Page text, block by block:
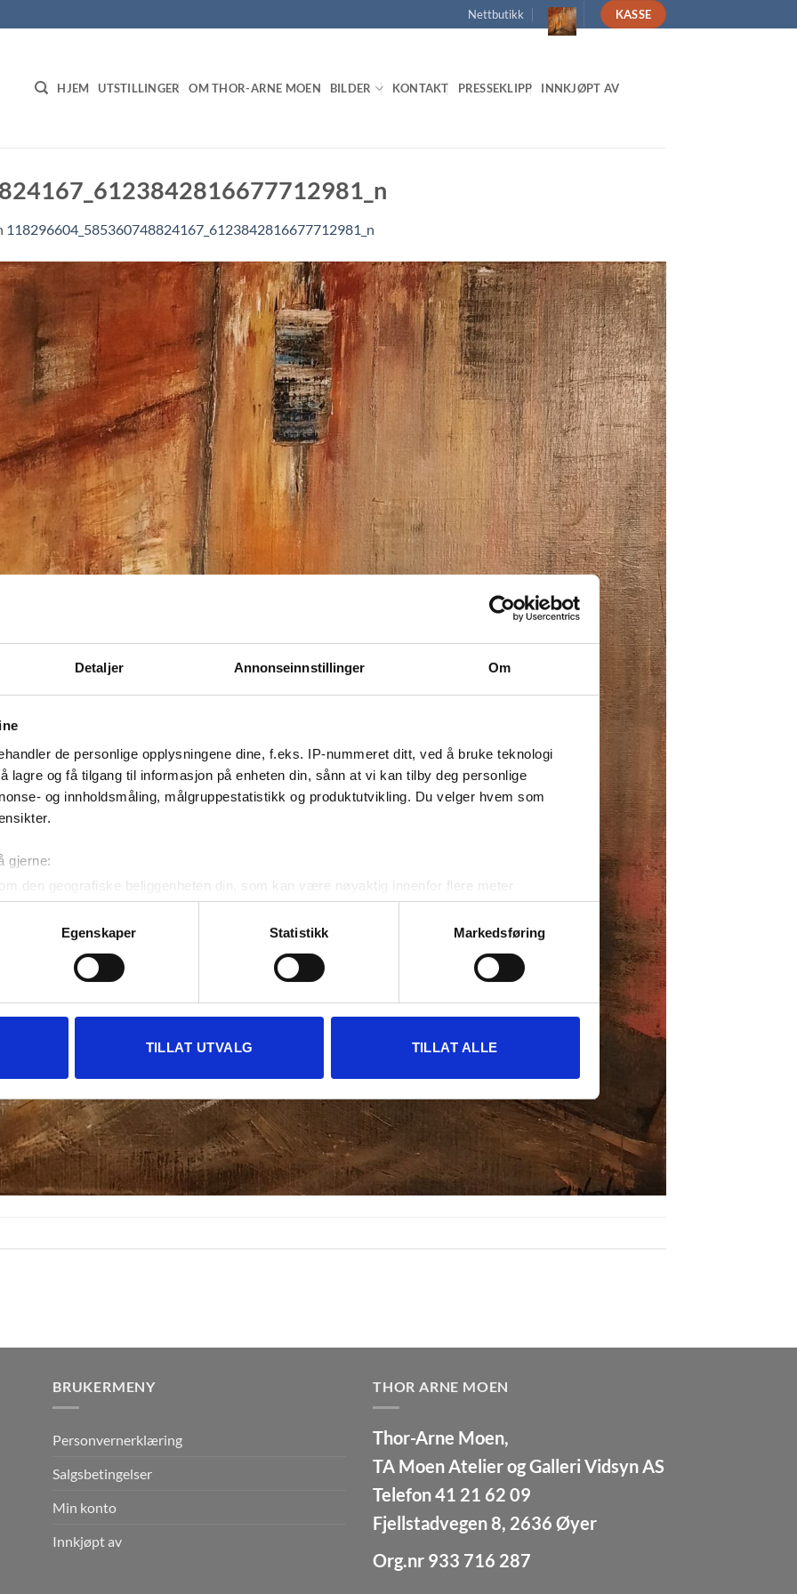
Detaljer Annonseinnstillinger Om
de personlige opplysningene dine, f.eks. IP-nummeret ditt, ved å bruke teknologi
lagre og få tilgang til informasjon på enheten din, sånn at vi kan tilby deg personlige
og innholdsmåling, målgruppestatistikk og produktutvikling. Du velger hvem som
gjerne:
den geografiske beliggenheten din, som kan være nøyaktig innenfor flere meter
ved å aktivt skanne den for bestemte karakteristikker (fingeravtrykk)
hvordan dine personlige data behandles og hvordan du kan velge hvordan de skal brukes.
trekke tilbake ditt samtykke fra erklæringen om informasjonskapsler.
dessuten informasjon om hvordan du bruker nettstedet vårt, med partnerne våre innen
Egenskaper Statistikk Markedsføring
TILLAT UTVALG TILLAT ALLE
Nettbutikk KASSE
HJEM UTSTILLINGER OM THOR-ARNE MOEN BILDER KONTAKT PRESSEKLIPP INNKJØPT AV
118296604_585360748824167_6123842816677712981_n
BRUKERMENY
Personvernerklæring
Salgsbetingelser
Min konto
Innkjøpt av
THOR ARNE MOEN
Thor-Arne Moen,
TA Moen Atelier og Galleri Vidsyn AS
Telefon 41 21 62 09
Fjellstadvegen 8, 2636 Øyer
Org.nr 933 716 287